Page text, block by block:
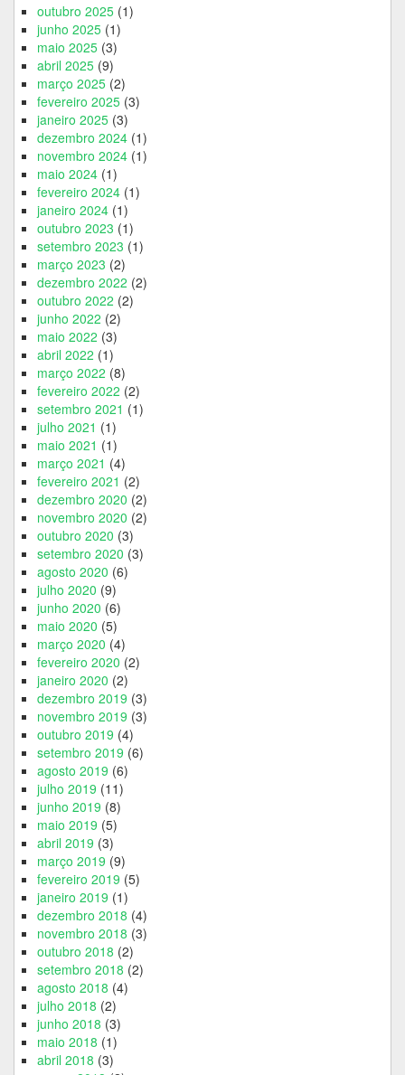
outubro 2025 (1)
junho 2025 (1)
maio 2025 (3)
abril 2025 (9)
março 2025 (2)
fevereiro 2025 (3)
janeiro 2025 (3)
dezembro 2024 (1)
novembro 2024 (1)
maio 2024 (1)
fevereiro 2024 (1)
janeiro 2024 (1)
outubro 2023 (1)
setembro 2023 (1)
março 2023 (2)
dezembro 2022 (2)
outubro 2022 (2)
junho 2022 (2)
maio 2022 (3)
abril 2022 (1)
março 2022 (8)
fevereiro 2022 (2)
setembro 2021 (1)
julho 2021 (1)
maio 2021 (1)
março 2021 (4)
fevereiro 2021 (2)
dezembro 2020 (2)
novembro 2020 (2)
outubro 2020 (3)
setembro 2020 (3)
agosto 2020 (6)
julho 2020 (9)
junho 2020 (6)
maio 2020 (5)
março 2020 (4)
fevereiro 2020 (2)
janeiro 2020 (2)
dezembro 2019 (3)
novembro 2019 (3)
outubro 2019 (4)
setembro 2019 (6)
agosto 2019 (6)
julho 2019 (11)
junho 2019 (8)
maio 2019 (5)
abril 2019 (3)
março 2019 (9)
fevereiro 2019 (5)
janeiro 2019 (1)
dezembro 2018 (4)
novembro 2018 (3)
outubro 2018 (2)
setembro 2018 (2)
agosto 2018 (4)
julho 2018 (2)
junho 2018 (3)
maio 2018 (1)
abril 2018 (3)